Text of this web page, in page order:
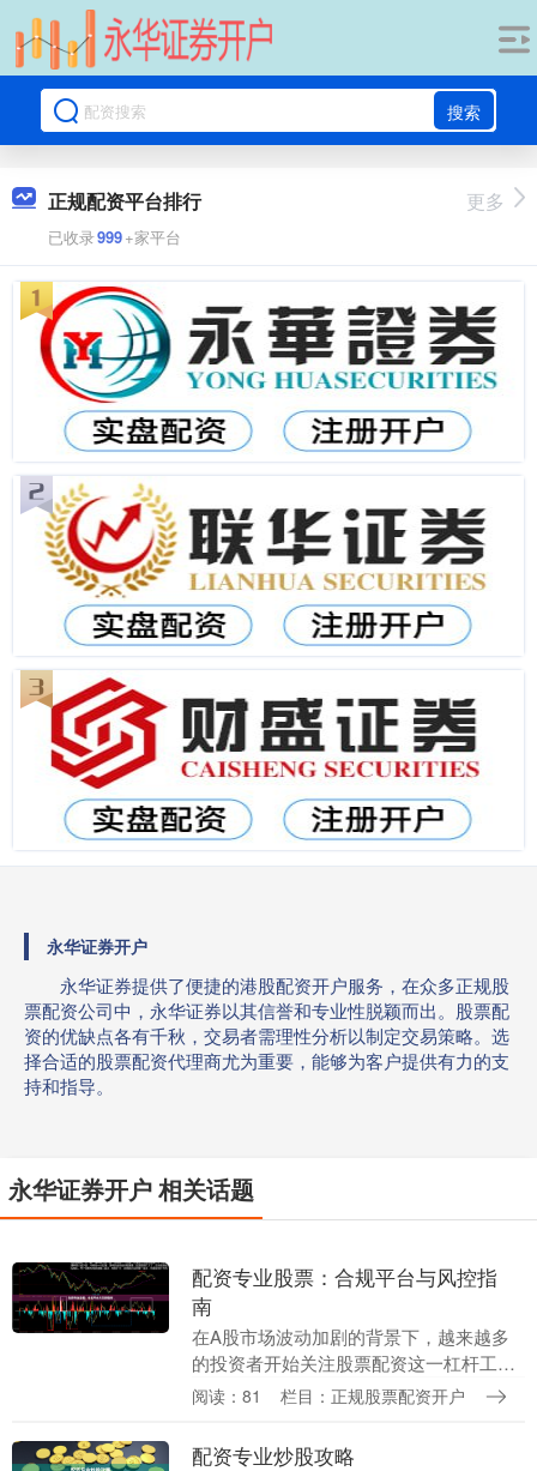
搜索
正规配资平台排行
已收录999+家平台
更多
永华证券开户
永华证券提供了便捷的港股配资开户服务，在众多正规股
票配资公司中，永华证券以其信誉和专业性脱颖而出。股票配
资的优缺点各有千秋，交易者需理性分析以制定交易策略。选
择合适的股票配资代理商尤为重要，能够为客户提供有力的支
持和指导。
永华证券开户 相关话题
配资专业股票：合规平台与风控指
南
在A股市场波动加剧的背景下，越来越多
的投资者开始关注股票配资这一杠杆工
具。然而，伴随高收益预期而来的，是同
绕“配资专业股票”....
阅读：81 栏目：正规股票配资开户
配资专业炒股攻略